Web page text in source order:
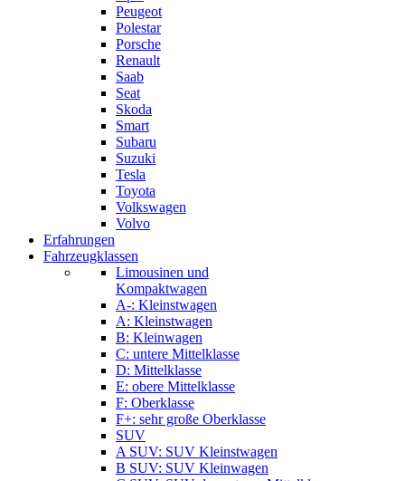
Peugeot
Polestar
Porsche
Renault
Saab
Seat
Skoda
Smart
Subaru
Suzuki
Tesla
Toyota
Volkswagen
Volvo
Erfahrungen
Fahrzeugklassen
Limousinen und
Kompaktwagen
A-: Kleinstwagen
A: Kleinstwagen
B: Kleinwagen
C: untere Mittelklasse
D: Mittelklasse
E: obere Mittelklasse
F: Oberklasse
F+: sehr große Oberklasse
SUV
A SUV: SUV Kleinstwagen
B SUV: SUV Kleinwagen